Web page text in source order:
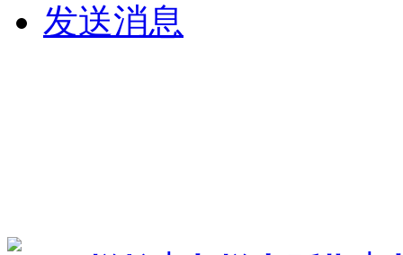
发送消息